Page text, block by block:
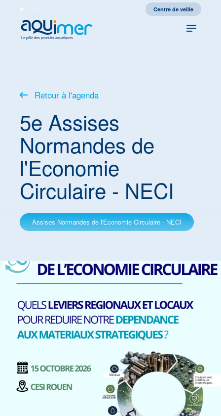
fr Centre de veille
Le pôle des produits aquatiques
Retour à l'agenda
5e Assises
Normandes de
l'Economie
Circulaire - NECI
Assises Normandes de l'Economie Circulaire - NECI